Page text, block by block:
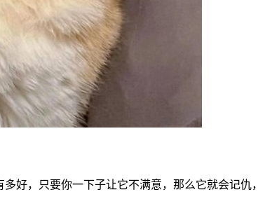
好，只要你一下子让它不满意，那么它就会记仇，